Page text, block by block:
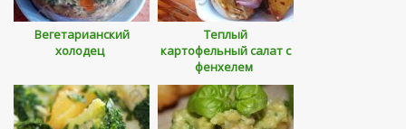
Вегетарианский
холодец
Теплый
картофельный салат с
фенхелем